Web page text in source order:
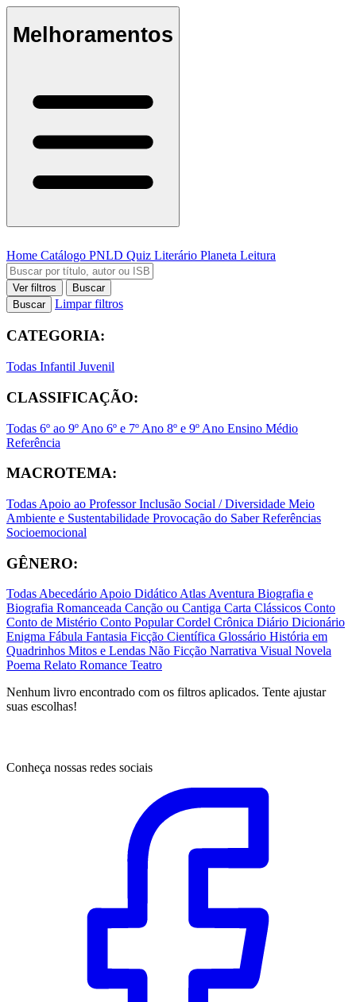
Melhoramentos
Home Catálogo PNLD Quiz Literário Planeta Leitura
Ver filtros
Buscar
Buscar
Limpar filtros
CATEGORIA:
Todas Infantil Juvenil
CLASSIFICAÇÃO:
Todas 6º ao 9º Ano 6º e 7º Ano 8º e 9º Ano Ensino Médio
Referência
MACROTEMA:
Todas Apoio ao ProfessorInclusão Social / Diversidade Meio
Ambiente e Sustentabilidade Provocação do SaberReferências
Socioemocional
GÊNERO:
TodasAbecedárioApoio DidáticoAtlasAventura Biografia e
Biografia Romanceada Canção ou Cantiga Carta Clássicos Conto
Conto de Mistério Conto PopularCordel Crônica Diário Dicionário
Enigma Fábula Fantasia Ficção Científica Glossário História em
Quadrinhos Mitos e Lendas Não Ficção Narrativa Visual Novela
Poema Relato Romance Teatro
Nenhum livro encontrado com os filtros aplicados. Tente ajustar
suas escolhas!
Conheça nossas redes sociais